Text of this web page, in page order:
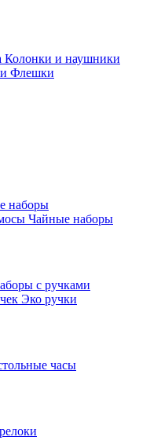
Колонки и наушники
Флешки
наборы
Чайные наборы
с ручками
Эко ручки
часы